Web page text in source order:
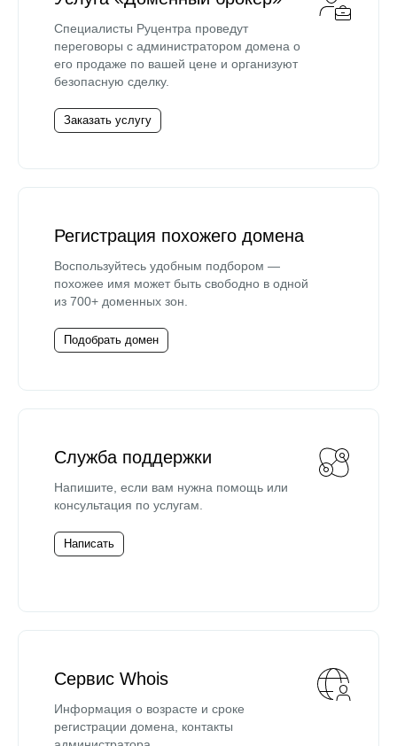
Специалисты Руцентра проведут
переговоры с администратором домена о
его продаже по вашей цене и организуют
безопасную сделку.
Заказать услугу
Регистрация похожего домена
Воспользуйтесь удобным подбором —
похожее имя может быть свободно в одной
из 700+ доменных зон.
Подобрать домен
Служба поддержки
Напишите, если вам нужна помощь или
консультация по услугам.
Написать
Сервис Whois
Информация о возрасте и сроке
регистрации домена, контакты